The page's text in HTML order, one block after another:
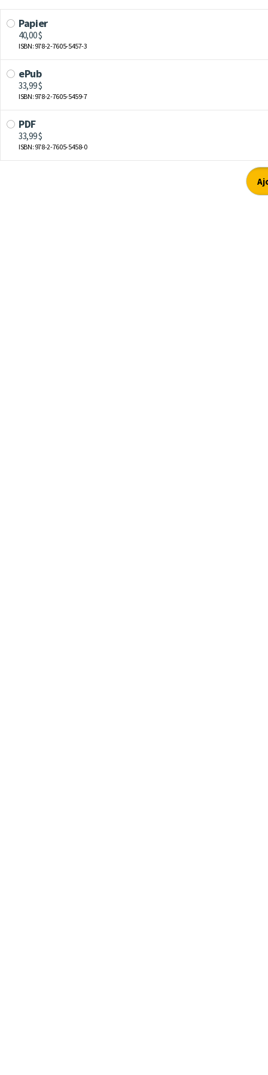
Papier
40,00 $
ISBN: 978-2-7605-5457-3
ePub
33,99 $
ISBN: 978-2-7605-5459-7
PDF
33,99 $
ISBN: 978-2-7605-5458-0